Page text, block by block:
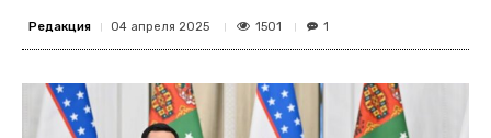
Редакция 04 апреля 2025 1501 1